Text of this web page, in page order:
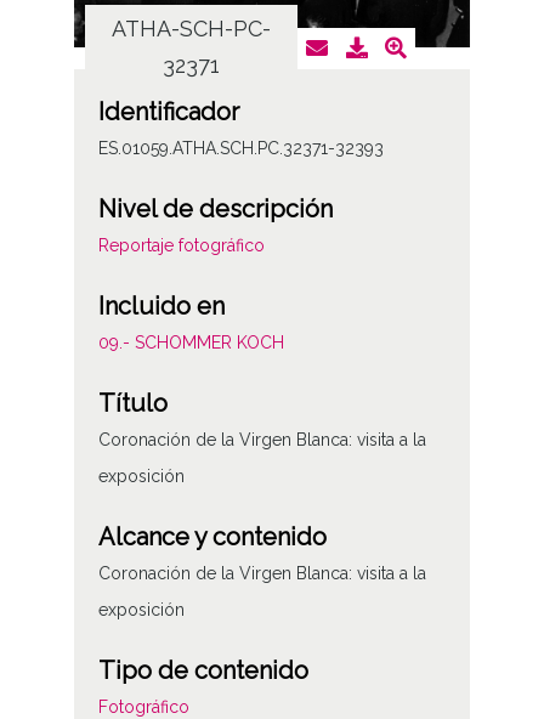
ATHA-SCH-PC-
32371
Identificador
ES.01059.ATHA.SCH.PC.32371-32393
Nivel de descripción
Reportaje fotográfico
Incluido en
09.- SCHOMMER KOCH
Título
Coronación de la Virgen Blanca: visita a la
exposición
Alcance y contenido
Coronación de la Virgen Blanca: visita a la
exposición
Tipo de contenido
Fotográfico